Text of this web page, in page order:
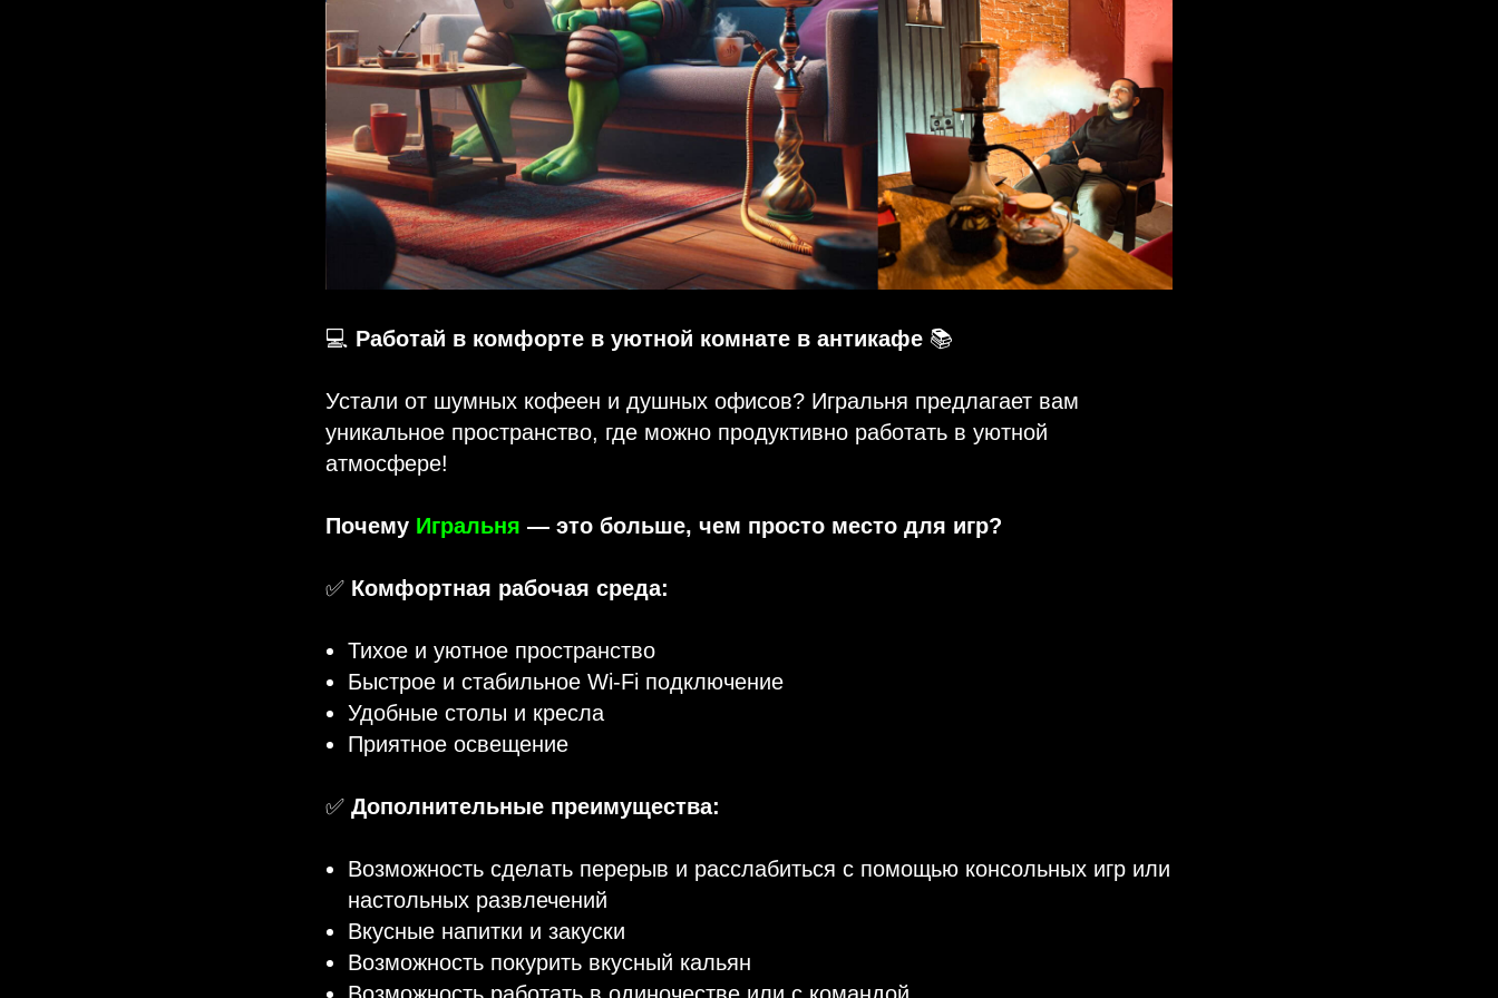
💻 Работай в комфорте в уютной комнате в антикафе 📚
Устали от шумных кофеен и душных офисов? Игральня предлагает вам
уникальное пространство, где можно продуктивно работать в уютной
атмосфере!
Почему Игральня — это больше, чем просто место для игр?
✅ Комфортная рабочая среда:
Тихое и уютное пространство
Быстрое и стабильное Wi-Fi подключение
Удобные столы и кресла
Приятное освещение
✅ Дополнительные преимущества:
Возможность сделать перерыв и расслабиться с помощью консольных игр или
настольных развлечений
Вкусные напитки и закуски
Возможность покурить вкусный кальян